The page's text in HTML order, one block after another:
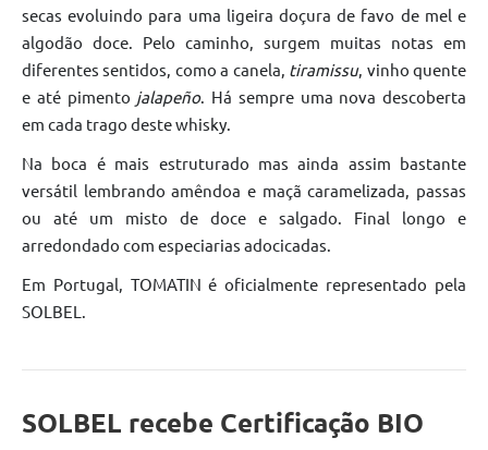
secas evoluindo para uma ligeira doçura de favo de mel e
algodão doce. Pelo caminho, surgem muitas notas em
diferentes sentidos, como a canela, tiramissu, vinho quente
e até pimento jalapeño. Há sempre uma nova descoberta
em cada trago deste whisky.
Na boca é mais estruturado mas ainda assim bastante
versátil lembrando amêndoa e maçã caramelizada, passas
ou até um misto de doce e salgado. Final longo e
arredondado com especiarias adocicadas.
Em Portugal, TOMATIN é oficialmente representado pela
SOLBEL.
SOLBEL recebe Certificação BIO